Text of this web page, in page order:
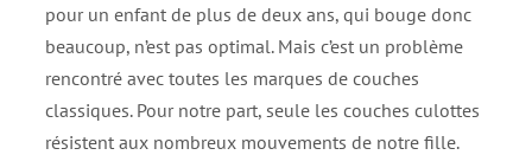
pour un enfant de plus de deux ans, qui bouge donc
beaucoup, n’est pas optimal. Mais c’est un problème
rencontré avec toutes les marques de couches
classiques. Pour notre part, seule les couches culottes
résistent aux nombreux mouvements de notre fille.